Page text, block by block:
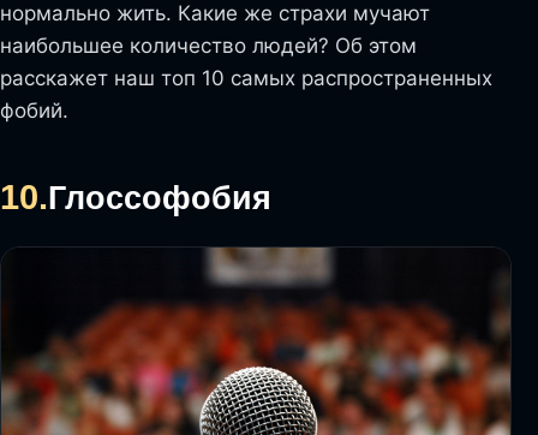
нормально жить. Какие же страхи мучают
наибольшее количество людей? Об этом
расскажет наш топ 10 самых распространенных
фобий.
10.Глоссофобия